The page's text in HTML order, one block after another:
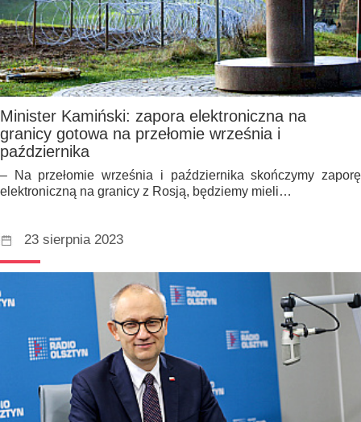
Minister Kamiński: zapora elektroniczna na
granicy gotowa na przełomie września i
października
– Na przełomie września i października skończymy zaporę
elektroniczną na granicy z Rosją, będziemy mieli…
23 sierpnia 2023